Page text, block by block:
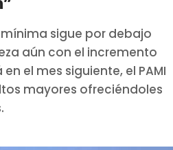
sigue por debajo
aún con el incremento
el mes siguiente, el PAMI
mayores ofreciéndoles